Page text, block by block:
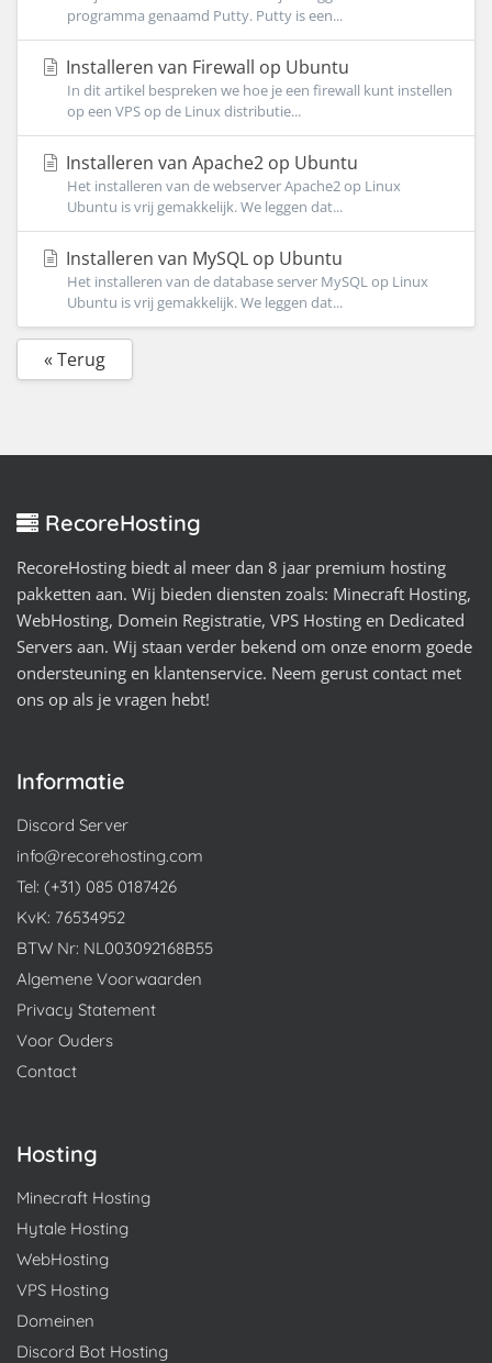
programma genaamd Putty. Putty is een...
Installeren van Firewall op Ubuntu
In dit artikel bespreken we hoe je een firewall kunt instellen
op een VPS op de Linux distributie...
Installeren van Apache2 op Ubuntu
Het installeren van de webserver Apache2 op Linux
Ubuntu is vrij gemakkelijk. We leggen dat...
Installeren van MySQL op Ubuntu
Het installeren van de database server MySQL op Linux
Ubuntu is vrij gemakkelijk. We leggen dat...
« Terug
RecoreHosting
RecoreHosting biedt al meer dan 8 jaar premium hosting
pakketten aan. Wij bieden diensten zoals: Minecraft Hosting,
WebHosting, Domein Registratie, VPS Hosting en Dedicated
Servers aan. Wij staan verder bekend om onze enorm goede
ondersteuning en klantenservice. Neem gerust contact met
ons op als je vragen hebt!
Informatie
Discord Server
info@recorehosting.com
Tel: (+31) 085 0187426
KvK: 76534952
BTW Nr: NL003092168B55
Algemene Voorwaarden
Privacy Statement
Voor Ouders
Contact
Hosting
Minecraft Hosting
Hytale Hosting
WebHosting
VPS Hosting
Domeinen
Discord Bot Hosting